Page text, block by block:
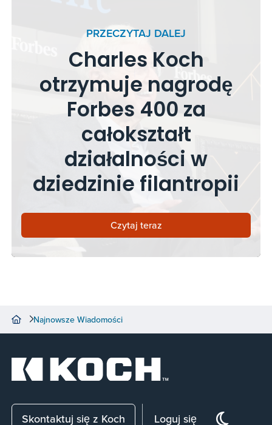
PRZECZYTAJ DALEJ
Charles Koch
otrzymuje nagrodę
Forbes 400 za
całokształt
działalności w
dziedzinie filantropii
Czytaj teraz
Najnowsze Wiadomości
Skontaktuj się z Koch Loguj się